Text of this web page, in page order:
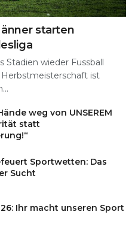
starten
Stadien wieder Fussball
ist
weg von UNSEREM
statt
Sportwetten: Das
Sucht
Ihr macht unseren Sport